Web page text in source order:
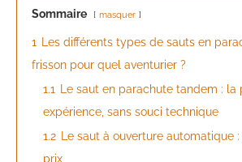
Sommaire masquer
1 Les différents types de sauts en
frisson pour quel aventurier ?
1.1 Le saut en parachute tandem : la
expérience, sans souci technique
1.2 Le saut à ouverture automatique
prix